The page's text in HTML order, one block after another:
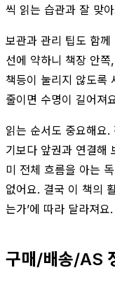
씩 읽는 습관과 잘 맞
보관과 관리 팁도 함
선에 약하니 책장 안
책등이 눌리지 않도록
줄이면 수명이 길어져
읽는 순서도 중요해요
기보다 앞권과 연결해
미 전체 흐름을 아는
없어요. 결국 이 책의
는가’에 따라 달라져요.
구매/배송/AS